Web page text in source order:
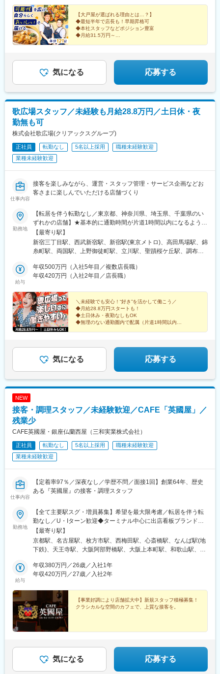
馬場駅、三鷹駅、国分寺駅、六本木駅、田町駅(東京都)、渋谷駅、
亀有駅、品川駅、武蔵小金井駅、有楽町駅、東陽町駅、南砂町
駅、亀戸駅、西葛西駅、曙橋駅、新宿西口駅、京急蒲田駅、西荻
窪駅、京成金町駅、北千住駅、中野駅(東京都)、調布駅、八王子
駅、巣鴨駅、花小金井駅、青梅街道駅、武蔵引田駅、小田急相模
駅、向ケ丘遊園駅、相武台前駅、本厚木駅、中山駅(神奈川県)、星
川駅、天王町駅、センター北駅、伊勢佐木長者町駅、市が尾駅、
日吉駅(神奈川県)、新横浜駅、新綱島駅、東戸塚駅、横須賀中央
川口駅、川口駅、鳩ケ谷駅、新所沢駅、所沢駅、戸田公園駅、北
戸田駅、桶川駅、蒲生駅、上福岡駅、東浦和駅、加茂宮駅、北与
野駅、大宮駅(埼玉県)、浦和駅、与野駅、大和田駅(埼玉県)、南流
山駅、流山おおたかの森駅、八千代緑が丘駅、柏駅、北柏駅、柏
駅、鬼越駅、五井駅、ちはら台駅、内原駅、阿字ケ浦駅、研究学
園駅、小山駅、宇都宮駅東口駅、常永駅、国母駅、酒折駅、ユニ
(京都府)、大久保駅(兵庫県)、姫路駅、名谷駅、郡山駅(奈良県)、
札幌駅、西２８丁目駅、宮の沢駅、新さっぽろ駅、北仙台駅、仙
井の頭公園駅、大崎広小路駅、銀座駅、両国駅、上野御徒町駅、
水道橋駅、九段下駅、東京駅、岩本町駅、中野坂上駅、参宮橋
駅、新宿駅(東京メトロ)、学習院下駅、乃木坂駅、三田駅(東京
都)、神泉駅、北品川駅、二重橋前駅、市ケ谷駅、蒲田駅、金町駅
(東京都)、京王多摩川駅、京王八王子駅、駒込駅、新小平駅、溝の
口駅、登戸駅、関内駅、汐入駅、京成船橋駅、津田沼駅、市川真
間駅、宇都宮駅、なんば駅(地下鉄)、四条駅(京都市営)、山陽姫路
駅、大通駅、あおば通駅、都電雑司ケ谷駅、大崎駅、銀座一丁目
五丁目駅、新宿駅、西早稲田駅、六本木一丁目駅、芝公園駅、高
輪ゲートウェイ駅、日比谷駅、牛込柳町駅、西武新宿駅、梅屋敷
駅(東京都)、布田駅、千石駅、高津駅(神奈川県)、日ノ出町駅、さ
いたま新都心駅、東海神駅、京成津田沼駅、東宿郷駅、大阪難波
駅、京都河原町駅
【大戸屋が選ばれる理由とは…？】
◆最短半年で店長も！早期昇格可
◆本社スタッフなどポジション豊富
◆月給31.5万円～
◇住宅手当＆子ども手当あり
◇転勤なしも選べる！
◇食事補助
気になる 応募する
歌広場スタッフ／未経験も月給28.8万円／土日休・夜
勤無も可
株式会社歌広場(クリアックスグループ)
正社員 転勤なし 5名以上採用
職種未経験歓迎
業種未経験歓迎
仕事内容
接客を楽しみながら、運営・スタッフ管理・サービス企画などお
客さまに楽しんでいただける店舗づくり
勤務地
【転居を伴う転勤なし／東京都、神奈川県、埼玉県、千葉県のい
ずれかの店舗】★基本的に通勤時間が片道1時間以内になるよう配
慮いたします。「自宅から通いやすい店舗」を考慮して配属され
るので、通勤もムリなし♪全店駅から徒歩圏内！ほとんどの店舗が
徒歩5分以内で駅からのアクセスも抜群！！【東京都】新宿区、渋
田区、葛飾区、北区、足立区、荒川区、国分寺市、立川市、武蔵
野市、小金井市、調布市、多摩市、八王子市【神奈川県】横浜
富士見市【千葉県】千葉市、船橋市、市川市、松戸市、柏市、八
千代市※受動喫煙対策：あり
【最寄り駅】
新宿三丁目駅、西武新宿駅、新宿駅(東京メトロ)、高田馬場駅、錦
糸町駅、両国駅、上野御徒町駅、立川駅、聖蹟桜ケ丘駅、調布
駅、池尻大橋駅、北千住駅、竹ノ塚駅、日暮里駅(舎人ライナー)、
小岩駅、葛西駅、糀谷駅、蒲田駅、新小岩駅、綾瀬駅、赤羽駅、
急川崎駅、川崎駅、溝の口駅、相模大野駅、綱島駅、川口駅、大
宮駅(埼玉県)、志木駅、ふじみ野駅、南行徳駅、柏駅、葭川公園
駅、千葉中央駅、京成船橋駅、松戸駅、勝田台駅、新宿西口駅、
西早稲田駅、住吉駅(東京都)、両国駅(都営線)、上野広小路駅、立
川南駅、布田駅、東池袋駅、大塚駅前駅、京王八王子駅、日暮里
口駅、新綱島駅、船橋駅、東葉勝田台駅、新宿駅、学習院下駅、
浅草橋駅、御徒町駅、立川北駅、都電雑司ケ谷駅、東池袋四丁目
駅、巣鴨新田駅、西日暮里駅、北参道駅、高津駅(神奈川県)、栄町
給与
年収500万円（入社5年目／複数店長職）
年収420万円（入社2年目／店長職）
＼未経験でも安心！“好き”を活かして働こう／
◆月給28.8万円スタートも！
◆土日休み・夜勤なしもOK
◆無理のない通勤圏内で配属（片道1時間以内）
気になる 応募する
NEW
接客・調理スタッフ／未経験歓迎／CAFE「英國屋」／
残業少
CAFE英國屋・銀座仏蘭西屋（三和実業株式会社）
正社員 転勤なし 5名以上採用
職種未経験歓迎
業種未経験歓迎
仕事内容
【定着率97％／深夜なし／学歴不問／面接1回】創業64年、歴史
ある『英國屋』の接客・調理スタッフ
勤務地
【全て主要駅スグ・増員募集】希望を最大限考慮／転居を伴う転
勤なし／U・Iターン歓迎◆ターミナル中心に出店看板ブランド
『CAFE 英國屋』51Fの天空カフェ『カフェ・ド・シエル』スイー
ツカフェ『カフェ グランシェ』など、大阪府・京都府・兵庫県神
戸市・奈良県・和歌山県・東京都・愛知県名古屋市に約40店舗を
用中】店舗の人員強化のため、特に京都・大阪エリアで積極採用
中！★京都カントリーハウス英國屋（ホール＆キッチン）★カフ
屋・神戸大丸店屋・カフェ英國屋 南千里店・銀座仏蘭西屋・カフ
ェ グランシェ 大丸梅田店・カフェ英國屋 心斎橋店・阪急17番
街・なんば本店（本社）・なんばCITY・近鉄百貨店 上本町店・天
王寺MIO・カフェ 英國屋 大丸東京店受動喫煙対策：禁煙／分煙
※店舗により異なる
【最寄り駅】
京都駅、名古屋駅、枚方市駅、西梅田駅、心斎橋駅、なんば駅(地
下鉄)、天王寺駅、大阪阿部野橋駅、大阪上本町駅、和歌山駅、旧
駅、東銀座駅、九条駅(京都府)、近鉄名古屋駅、枚方公園駅、大阪
梅田駅(阪神線)、四ツ橋駅、大阪難波駅、天王寺駅前駅、谷町九丁
日本橋駅(東京都)、銀座駅、国際センター駅、大阪駅、長堀橋駅、
なんば駅(南海線)、神戸三宮駅(阪急・神戸高速)、貿易センター
駅、京橋駅(東京都)、銀座一丁目駅
給与
年収380万円／26歳／入社1年
年収420万円／27歳／入社2年
【事業好調により店舗拡大中】新規スタッフ積極募集！
クラシカルな空間のカフェで、上質な接客を。
気になる 応募する